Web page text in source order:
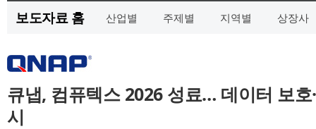
보도자료 홈 산업별 주제별 지역별 상장사
큐냅, 컴퓨텍스 2026 성료… 데이터 보호
시